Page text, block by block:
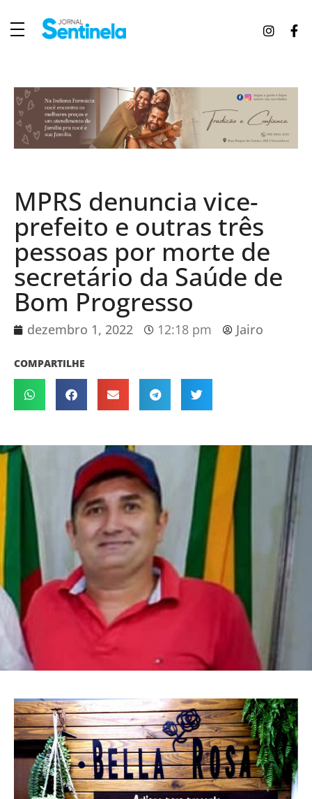
MPRS denuncia vice-
prefeito e outras três
pessoas por morte de
secretário da Saúde de
Bom Progresso
dezembro 1, 2022 12:18 pm Jairo
COMPARTILHE